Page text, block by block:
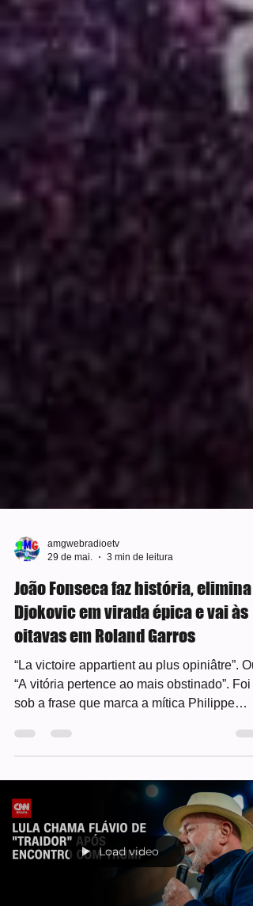
3 min de leitura
João Fonseca faz história, elimina
Djokovic em virada épica e vai às
oitavas em Roland Garros
“La victoire appartient au plus opiniâtre”. Ou
“A vitória pertence ao mais obstinado”. Foi
de virada, por 3 sets a 2 (4/6, 5/6, 6/3, 7/5 e
7/5), pela 3ª rodada de Roland Garros. Com
o triunfo épico em um duelo de 4h53min no
saibro francês, o brasileiro avança pela
primeira vez na carreira à fase oitavas de
final em um Grand Slam. A partida foi